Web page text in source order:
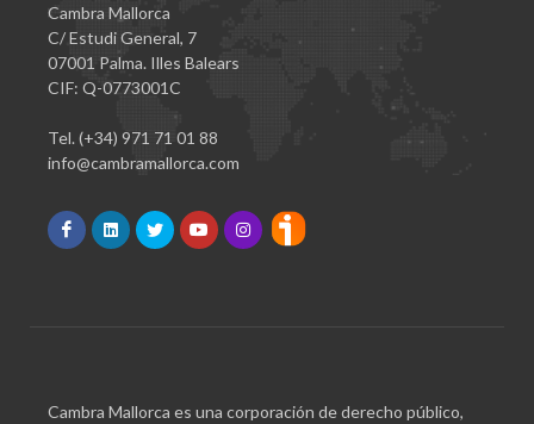
Cambra Mallorca
C/ Estudi General, 7
07001 Palma. Illes Balears
CIF: Q-0773001C
Tel. (+34) 971 71 01 88
info@cambramallorca.com
Cambra Mallorca es una corporación de derecho público,